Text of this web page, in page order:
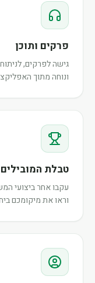
פרקים ותוכן
גישה לפרקים,
ונוחה מתוך
טבלת המובילים
עקבו אחר ביצועי
וראו את מיקומכם